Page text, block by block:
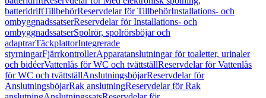
batteridriftTillbehörReservdelar för TillbehörInstallations- och
ombyggnadssatserReservdelar för Installations- och
ombyggnadssatserSpolrör, spolrörsböjar och
adaptrarTäckplattorIntegrerade
styrningarFjärrkontrollerApparatanslutningar för toaletter, urinaler
och bidéerVattenlås för WC och tvättställReservdelar för Vattenlås
för WC och tvättställAnslutningsböjarReservdelar för
AnslutningsböjarRak anslutningReservdelar för Rak